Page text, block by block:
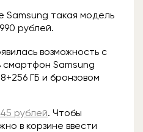
Samsung такая модель
рублей.
возможность с
смартфон Samsung
ГБ и бронзовом
рублей. Чтобы
в корзине ввести